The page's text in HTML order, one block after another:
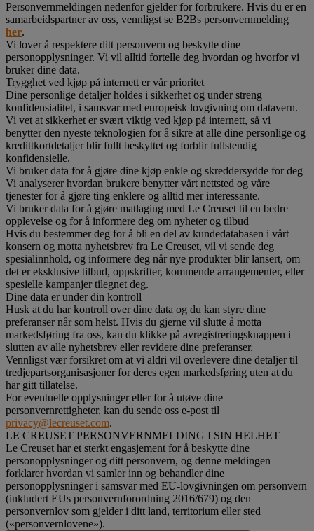
Personvernmeldingen nedenfor gjelder for forbrukere. Hvis du er en
samarbeidspartner av oss, vennligst se B2Bs personvernmelding
her.
Vi lover å respektere ditt personvern og beskytte dine
personopplysninger. Vi vil alltid fortelle deg hvordan og hvorfor vi
bruker dine data.
Trygghet ved kjøp på internett er vår prioritet
Dine personlige detaljer holdes i sikkerhet og under streng
konfidensialitet, i samsvar med europeisk lovgivning om datavern.
Vi vet at sikkerhet er svært viktig ved kjøp på internett, så vi
benytter den nyeste teknologien for å sikre at alle dine personlige og
kredittkortdetaljer blir fullt beskyttet og forblir fullstendig
konfidensielle.
Vi bruker data for å gjøre dine kjøp enkle og skreddersydde for deg
Vi analyserer hvordan brukere benytter vårt nettsted og våre
tjenester for å gjøre ting enklere og alltid mer interessante.
Vi bruker data for å gjøre matlaging med Le Creuset til en bedre
opplevelse og for å informere deg om nyheter og tilbud
Hvis du bestemmer deg for å bli en del av kundedatabasen i vårt
konsern og motta nyhetsbrev fra Le Creuset, vil vi sende deg
spesialinnhold, og informere deg når nye produkter blir lansert, om
det er eksklusive tilbud, oppskrifter, kommende arrangementer, eller
spesielle kampanjer tilegnet deg.
Dine data er under din kontroll
Husk at du har kontroll over dine data og du kan styre dine
preferanser når som helst. Hvis du gjerne vil slutte å motta
markedsføring fra oss, kan du klikke på avregistreringsknappen i
slutten av alle nyhetsbrev eller revidere dine preferanser.
Vennligst vær forsikret om at vi aldri vil overlevere dine detaljer til
tredjepartsorganisasjoner for deres egen markedsføring uten at du
har gitt tillatelse.
For eventuelle opplysninger eller for å utøve dine
personvernrettigheter, kan du sende oss e-post til
privacy@lecreuset.com.
LE CREUSET PERSONVERNMELDING I SIN HELHET
Le Creuset har et sterkt engasjement for å beskytte dine
personopplysninger og ditt personvern, og denne meldingen
forklarer hvordan vi samler inn og behandler dine
personopplysninger i samsvar med EU-lovgivningen om personvern
(inkludert EUs personvernforordning 2016/679) og den
personvernlov som gjelder i ditt land, territorium eller sted
(«personvernlovene»).